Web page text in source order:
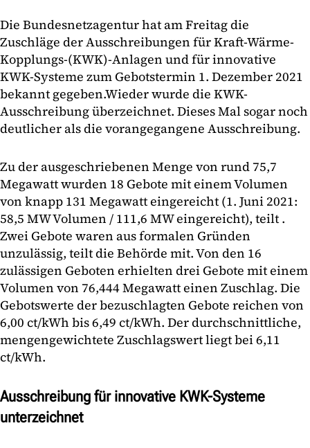
Die Bundesnetzagentur hat am Freitag die
Zuschläge der Ausschreibungen für Kraft-Wärme-
Kopplungs-(KWK)-Anlagen und für innovative
KWK-Systeme zum Gebotstermin 1. Dezember 2021
bekannt gegeben.Wieder wurde die KWK-
Ausschreibung überzeichnet. Dieses Mal sogar noch
deutlicher als die vorangegangene Ausschreibung.
Zu der ausgeschriebenen Menge von rund 75,7
Megawatt wurden 18 Gebote mit einem Volumen
von knapp 131 Megawatt eingereicht (1. Juni 2021:
58,5 MW Volumen / 111,6 MW eingereicht), teilt .
Zwei Gebote waren aus formalen Gründen
unzulässig, teilt die Behörde mit. Von den 16
zulässigen Geboten erhielten drei Gebote mit einem
Volumen von 76,444 Megawatt einen Zuschlag. Die
Gebotswerte der bezuschlagten Gebote reichen von
6,00 ct/kWh bis 6,49 ct/kWh. Der durchschnittliche,
mengengewichtete Zuschlagswert liegt bei 6,11
ct/kWh.
Ausschreibung für innovative KWK-Systeme
unterzeichnet